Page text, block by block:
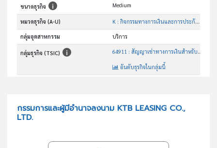
ขนาดธุรกิจ Medium
หมวดธุรกิจ (A-U) K : กิจกรรมทางการเงินและการประกันภัย
กลุ่มอุตสาหกรรม บริการ
กลุ่มธุรกิจ (TSIC) 64911 : สัญญาเช่าทางการเงินสำหรับยานยนต์
อันดับธุรกิจในกลุ่มนี้
กรรมการและผู้มีอำนาจลงนาม KTB LEASING CO.,
LTD.